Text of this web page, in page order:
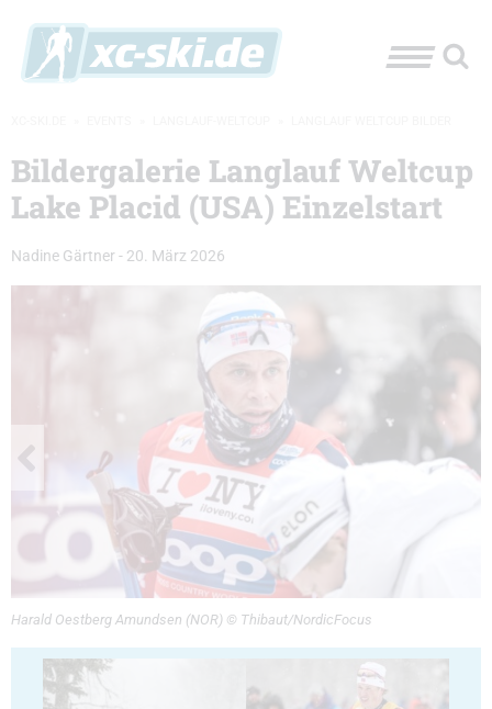
Bildergalerie Langlauf Weltcup
Lake Placid (USA) Einzelstart
Nadine Gärtner - 20. März 2026
Harald Oestberg Amundsen (NOR) © Thibaut/NordicFocus